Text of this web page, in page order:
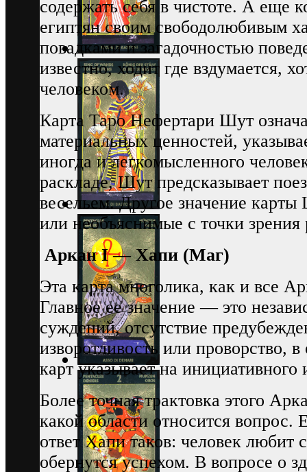
содержать себя в чистоте. А еще
египтян своим свободолюбивым
повадками и загадочностью
известно, ходит где вздумается,
человеком.
Карта Таро Нефертари Шут
материальных ценностей,
иногда и легкомысленного
раскладе, Шут предсказывает
весельем. Другое значение
или необъяснимые с точки зрения
Аркан I — Хапи (Маг)
Эта карта многолика, как и все
Главное ее значение — это
суждений, отсутствие
изворотливость или проворство,
карт указывает на
Более точная трактовка этого
какой области относится вопрос.
ответ Хапи таков: человек любит
обернутся успехом. В вопросе о